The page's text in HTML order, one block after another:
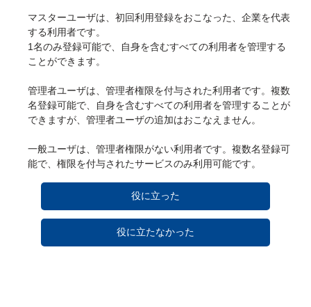
マスターユーザは、初回利用登録をおこなった、企業を代表
する利用者です。
1名のみ登録可能で、自身を含むすべての利用者を管理する
ことができます。
管理者ユーザは、管理者権限を付与された利用者です。複数
名登録可能で、自身を含むすべての利用者を管理することが
できますが、管理者ユーザの追加はおこなえません。
一般ユーザは、管理者権限がない利用者です。複数名登録可
能で、権限を付与されたサービスのみ利用可能です。
役に立った
役に立たなかった